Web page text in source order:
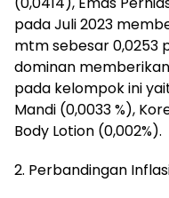
pada Juli 2023
mtm sebesar 0,0253
dominan
pada kelompok ini
Mandi (0,0033 %),
Body Lotion (0,002%).
2. Perbandingan